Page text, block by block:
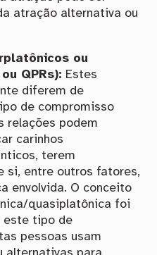
atração alternativa ou
ou
QPRs): Estes
diferem de
de compromisso
relações podem
carinhos
terem
si, entre outros fatores,
envolvida. O conceito
quasiplatônica foi
este tipo de
pessoas usam